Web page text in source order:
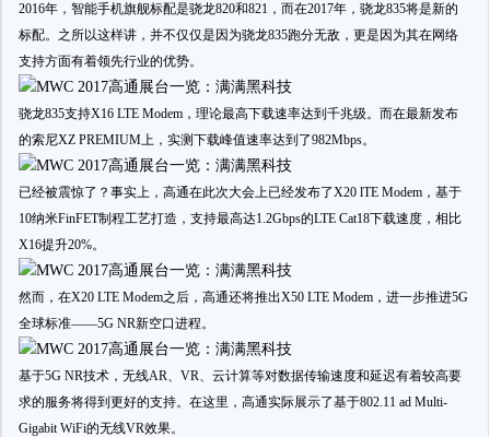
2016年，智能手机旗舰标配是骁龙820和821，而在2017年，骁龙835将是新的
标配。之所以这样讲，并不仅仅是因为骁龙835跑分无敌，更是因为其在网络
支持方面有着领先行业的优势。
骁龙835支持X16 LTE Modem，理论最高下载速率达到千兆级。而在最新发布
的索尼XZ PREMIUM上，实测下载峰值速率达到了982Mbps。
已经被震惊了？事实上，高通在此次大会上已经发布了X20 lTE Modem，基于
10纳米FinFET制程工艺打造，支持最高达1.2Gbps的LTE Cat18下载速度，相比
X16提升20%。
然而，在X20 LTE Modem之后，高通还将推出X50 LTE Modem，进一步推进5G
全球标准——5G NR新空口进程。
基于5G NR技术，无线AR、VR、云计算等对数据传输速度和延迟有着较高要
求的服务将得到更好的支持。在这里，高通实际展示了基于802.11 ad Multi-
Gigabit WiFi的无线VR效果。